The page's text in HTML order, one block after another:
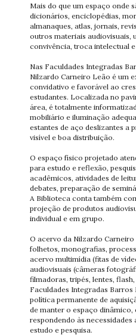
Mais do que um espaço onde
dicionários, enciclopédias,
almanaques, atlas, jornais,
outros materiais audiovisuais,
convivência, troca intelectual
Nas Faculdades Integradas
Nilzardo Carneiro Leão é um
convidativo e favorável ao
estudantes. Localizada no
área, é totalmente
mobiliário e iluminação
estantes de aço deslizantes a
visível e boa distribuição.
O espaço físico projetado
para estudo e reflexão,
acadêmicos, atividades de
debates, preparação de
A Biblioteca conta também
projeção de produtos
individual e em grupo.
O acervo da Nilzardo
folhetos, monografias,
acervo multimídia (fitas de
audiovisuais (câmeras
filmadoras, tripés, lentes,
Faculdades Integradas Barros
política permanente de
de manter o espaço dinâmico,
respondendo às
estudo e pesquisa.